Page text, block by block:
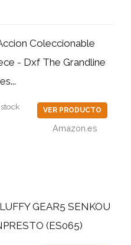
Coleccionable
- Dxf The Grandline
VER PRODUCTO
Amazon.es
GEAR5 SENKOU
(ES065)